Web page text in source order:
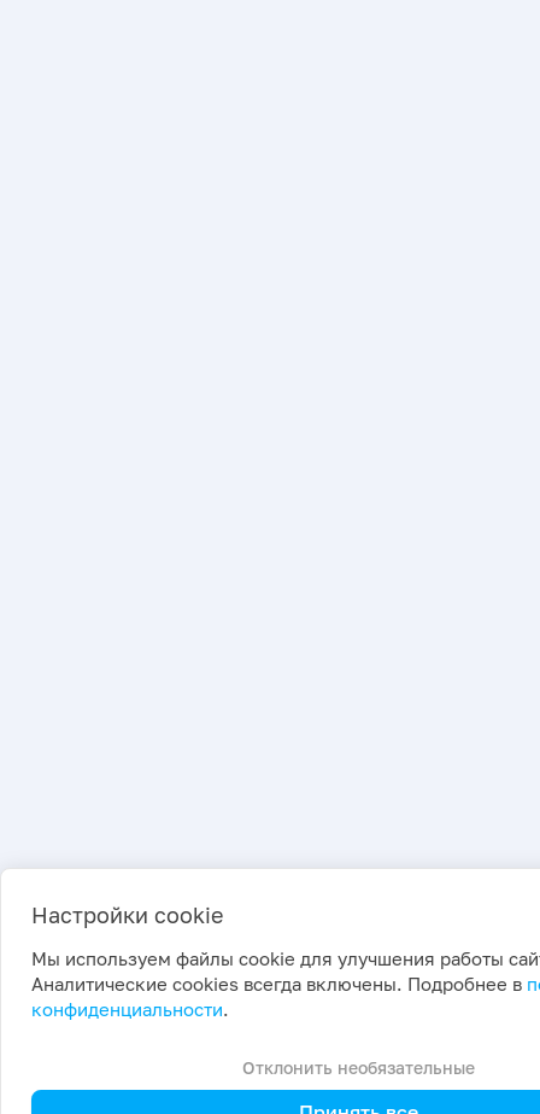
Настройки cookie
Мы используем файлы cookie для улучшения работы
Аналитические cookies всегда включены. Подробнее в
конфиденциальности.
Отклонить необязательные